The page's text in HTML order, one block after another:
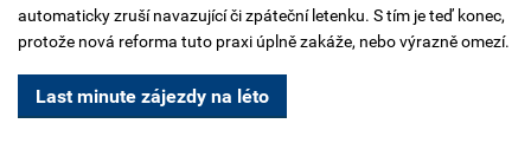
automaticky zruší navazující či zpáteční letenku. S tím je teď konec,
protože nová reforma tuto praxi úplně zakáže, nebo výrazně omezí.
Last minute zájezdy na léto